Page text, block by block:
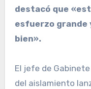
destacó que
esfuerzo grande
bien».
El jefe de
del aislamiento